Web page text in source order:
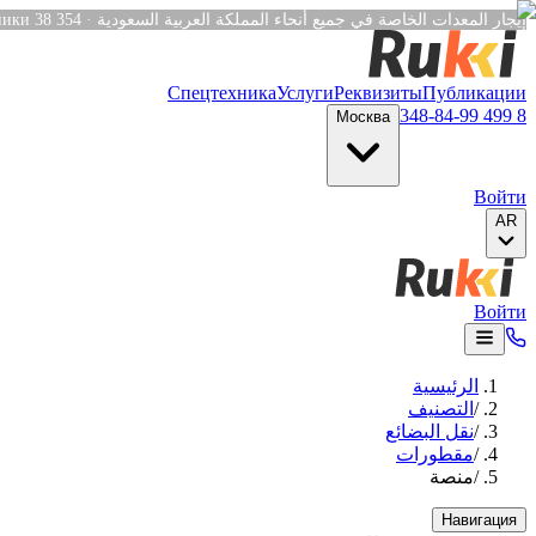
Verification: e6a4652c04df1fb8
·
38 354
СпецтехникаУслугиРеквизитыПубликации
8 499 348-84-99
Москва
Войти
AR
Войти
الرئيسية
/ التصنيف
/نقل البضائع
/مقطورات
/منصة
Навигация